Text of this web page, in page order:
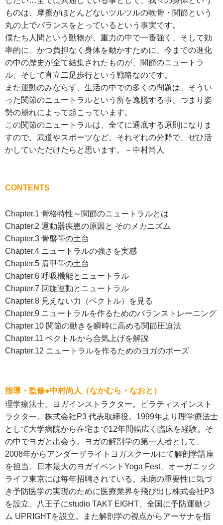
ものは、摩擦がほとんどないツルツルの軟骨・関節という
丸の上でバランスをとっているという事実です。
僕たち人間という動物が、重力の中で一番強く、そして効
率的に、かつ負担なく身体を動かすために、今までの進化
の中の歴史が全て結集されたものが、関節のニュートラ
ル、そして直立二足歩行という戦略なのです。
また運動のみならず、生活の中での多くの問題は、そうい
った関節のニュートラルという所を逸脱する事、つまり姿
勢の崩れによって起こっています。
この関節のニュートラルは、全てに通底する原則になりま
すので、武道やスポーツなど、それぞれの分野で、ぜひ活
かしていただけたらと思います。－中村尚人
CONTENTS
Chapter.1 骨格特性～関節のニュートラルとは
Chapter.2 運動器疾患の原因と そのメカニズム
Chapter.3 骨盤帯の土台
Chapter.4 ニュートラルの強さを実感
Chapter.5 肩甲帯の土台
Chapter.6 呼吸機能とニュートラル
Chapter.7 回旋運動とニュートラル
Chapter.8 見えない力（ベクトル）を見る
Chapter.9 ニュートラルを作るためのバランストレーニング
Chapter.10 関節の動きを瞬時に高める関節圧迫法
Chapter.11 ベクトルから合気上げを解説
Chapter.12 ニュートラルを作るためのヨガのポーズ
指導・監修●中村尚人（なかむら・なおと）
理学療法士。ヨガインストラクター。ピラティスインスト
ラクター。株式会社P3 代表取締役。1999年より理学療法士
として大学病院から在宅まで12年間幅広く臨床を経験。そ
の中でヨガと出会う。ヨガの解剖学の第一人者として、
2008年からアンダーザライトヨガスクールにて解剖学講座
を担当。日本最大のヨガイベントYoga Fest、オーガニック
ライフ東京には毎年招聘されている。未病の重要性に気づ
き予防医学の実現のために医療業界を飛び出し株式会社P3
を設立。八王子にstudio TAKT EIGHT、全国に予防運動ジ
ム UPRIGHTを設立。また解剖学の視点からアーサナを指